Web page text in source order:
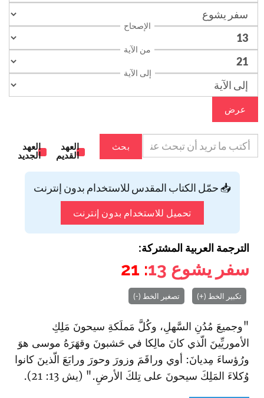
الإصحاح
من الآية
إلى الآية
عرض
بحث
العهد
القديم
العهد
الجديد
📥 حمّل الكتاب المقدس للاستخدام بدون إنترنت
تحميل للاستخدام بدون إنترنت
الترجمة العربية المشتركة:
سفر يشوع 13
: 21
تكبير الخط (+) تصغير الخط (-)
"وجميعَ مُدُنِ السَّهلِ، وكُلَّ مَملَكةِ سيحونَ مَلِكِ
الأموريِّينَ الّذي كانَ مالِكا في حَشبونَ وقهَرَهُ موسى هوَ
ورُؤساءَ مِديانَ: أوي وراقَمَ وزورَ وحورَ ورابَعَ الّذينَ كانوا
وُكلاءَ المَلِكَ سيحونَ على تِلكَ الأرضِ." (يش 13: 21).